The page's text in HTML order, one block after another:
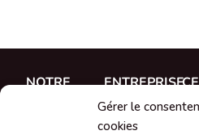
Gérer le
cookies
NOTRE
ENTREPRISE
A propos de